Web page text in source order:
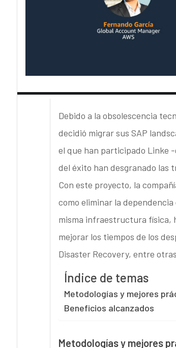
Debido a la obsolescencia
decidió migrar sus SAP
el que han participado Linke
del éxito han desgranado las
Con este proyecto, la
como eliminar la
misma infraestructura física,
mejorar los tiempos de los
Disaster Recovery, entre
Índice de temas
Metodologías y mejores
Beneficios alcanzados
Metodologías y mejores